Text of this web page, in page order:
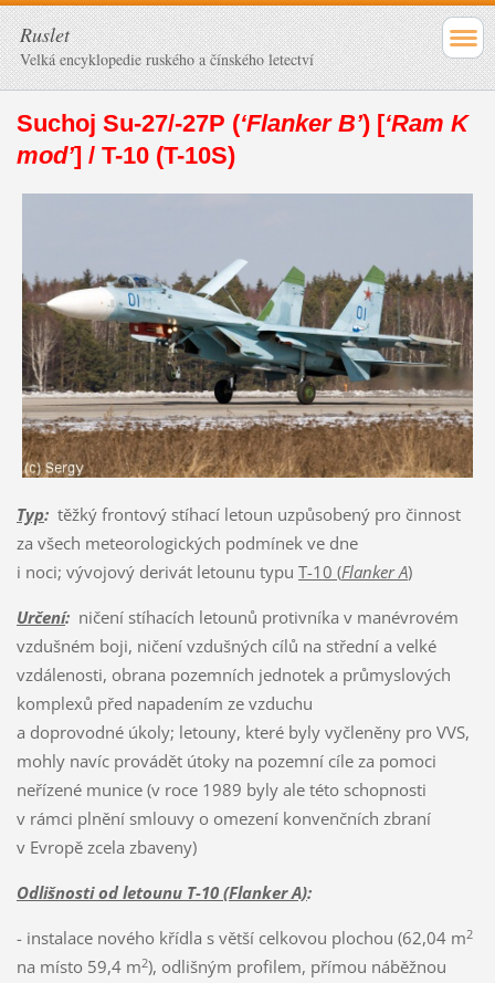
Ruslet
Velká encyklopedie ruského a čínského letectví
Suchoj Su-27/-27P (‘Flanker B’) [‘Ram K
mod’] / T-10 (T-10S)
Typ:těžký frontový stíhací letoun uzpůsobený pro činnost
za všech meteorologických podmínek ve dne
i noci; vývojový derivát letounu typu T-10 (Flanker A)
Určení:ničení stíhacích letounů protivníka v manévrovém
vzdušném boji, ničení vzdušných cílů na střední a velké
vzdálenosti, obrana pozemních jednotek a průmyslových
komplexů před napadením ze vzduchu
a doprovodné úkoly; letouny, které byly vyčleněny pro VVS,
mohly navíc provádět útoky na pozemní cíle za pomoci
neřízené munice (v roce 1989 byly ale této schopnosti
v rámci plnění smlouvy o omezení konvenčních zbraní
v Evropě zcela zbaveny)
Odlišnosti od letounu T-10 (Flanker A):
- instalace nového křídla s větší celkovou plochou (62,04 m2
na místo 59,4 m2), odlišným profilem, přímou náběžnou